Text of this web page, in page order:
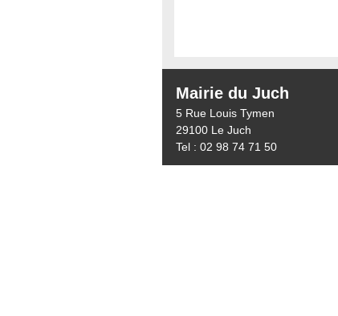
Mairie du Juch
5 Rue Louis Tymen
29100 Le Juch
Tel : 02 98 74 71 50